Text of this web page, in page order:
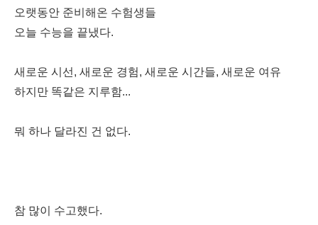
오랫동안 준비해온 수험생들
오늘 수능을 끝냈다.
새로운 시선, 새로운 경험, 새로운 시간들, 새로운 여유
하지만 똑같은 지루함...
뭐 하나 달라진 건 없다.
참 많이 수고했다.